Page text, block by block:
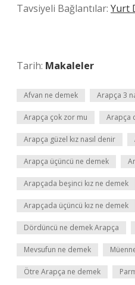
Tavsiyeli Bağlantılar: Yurt
Tarih: Makaleler
Afvan ne demek Arapça 3
Arapça çok zor mu Arapça
Arapça güzel kız nasıl denir
Arapça üçüncü ne demek
Arapçada beşinci kız ne demek
Arapçada üçüncü kız ne demek
Dördüncü ne demek Arapça
Mevsufun ne demek
Ötre Arapça ne demek